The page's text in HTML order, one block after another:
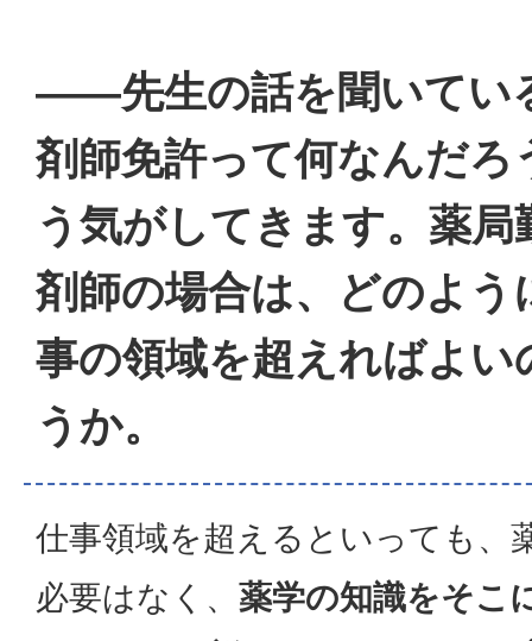
――先生の話を聞いてい
剤師免許って何なんだ
う気がしてきます。薬局
剤師の場合は、どのよう
事の領域を超えればよい
うか。
仕事領域を超えるといっても、
必要はなく、 薬学の知識をそこ